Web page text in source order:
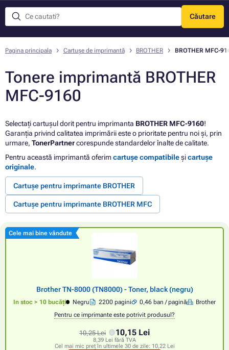
Căutare
Meniu
Pagina principala Cartușe de imprimantă BROTHER BROTHER MFC-
Tonere imprimantă BROTHER
MFC-9160
Selectați cartușul dorit pentru imprimanta BROTHER MFC-9160!
Garanția privind calitatea imprimării este o prioritate pentru noi și, prin
urmare, TonerPartnercorespunde standardelor înalte de calitate.
Pentru această imprimantă oferimcartușe compatibileșicartușe
originale.
Cartușe pentru imprimante BROTHER
Cartușe pentru imprimante BROTHER MFC
Cele mai bine vândute
Brother TN-8000 (TN8000) - Toner, black (negru)
In stoc > 10 bucăți Negru 2200 pagini 0,46 ban / pagină
Brother
Pentru ce imprimante este potrivit produsul?
10,25 Lei 10,15 Lei
8,39 Lei fără TVA
Cel mai mic preț în ultimele 30 de zile: 10,22 Lei